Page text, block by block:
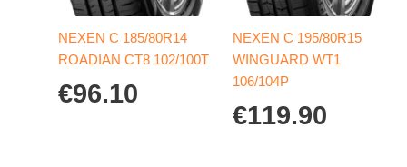
NEXEN C 185/80R14
ROADIAN CT8 102/100T
€96.10
NEXEN C 195/80R15
WINGUARD WT1
106/104P
€119.90